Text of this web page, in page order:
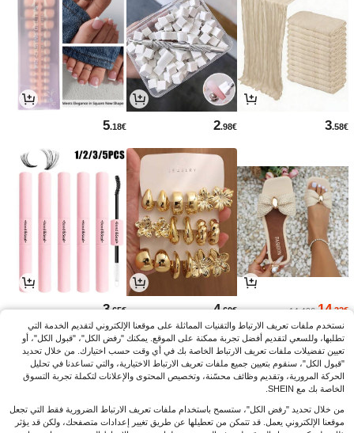
3.58€
2.98€
5.18€
14.32€
14.42€
4.60€
3.65€
نستخدم ملفات تعريف الارتباط والتقنيات المماثلة على موقعنا الإلكتروني لتقديم الخدمة التي
تطلبها، وللسعي لتقديم أفضل تجربة ممكنة على الموقع. يمكنك "رفض الكل"، "قبول الكل"، أو
تعيين تفضيلات ملفات تعريف الارتباط الخاصة بك في أي وقت حسب اختيارك. من خلال تحديد
"قبول الكل"، سنقوم بتعيين جميع ملفات تعريف الارتباط الاختيارية، والتي تساعدنا في تحليل
الحركة المرورية، وتقديم وظائف محسّنة، وتخصيص المحتوى والإعلانات لتكملة تجربة التسوق
الخاصة بك مع SHEIN.
من خلال تحديد "رفض الكل"، ستسمح باستخدام ملفات تعريف الارتباط الضرورية فقط التي تجعل
موقعنا الإلكتروني يعمل. قد تتمكن من تعطيلها عن طريق تغيير إعدادات متصفحك، ولكن قد يؤثر